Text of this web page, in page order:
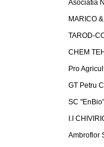
Asociatia
MARICO
TAROD-
CHEM
Pro
GT Petru
SC
I.I
Ambroflor